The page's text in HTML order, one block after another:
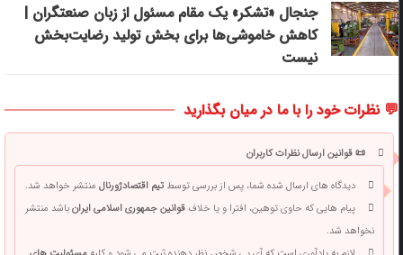
جنجال «تشکر» یک مقام مسئول از زبان صنعتگران |
کاهش خاموشی‌ها برای بخش تولید رضایت‌بخش
نیست
💬 نظرات خود را با ما در میان بگذارید
📜 قوانین ارسال نظرات کاربران
دیدگاه های ارسال شده شما، پس از بررسی توسطتیم اقتصادژورنالمنتشر خواهد شد.
پیام هایی که حاوی توهین، افترا و یا خلافقوانین جمهوری اسلامی ایرانباشد منتشر
نخواهد شد.